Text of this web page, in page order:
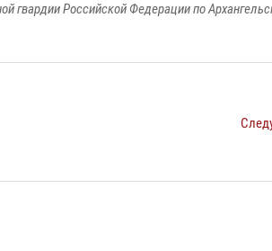
гвардии Российской Федерации по